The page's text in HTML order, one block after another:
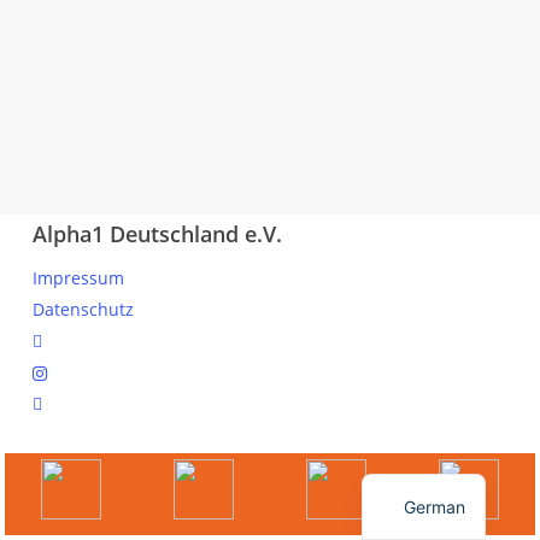
Alpha1 Deutschland e.V.
Impressum
Datenschutz
linkedin
instagram
spotify
© 2026 Ihr Online Portal für Mitglieder und Interessierte.
German
English